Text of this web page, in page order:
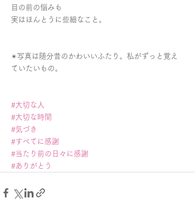
目の前の悩みも
実はほんとうに些細なこと。
✴︎写真は随分昔のかわいいふたり。私がずっと覚え
ていたいもの。
#大切な人
#大切な時間
#気づき
#すべてに感謝
#当たり前の日々に感謝
#ありがとう